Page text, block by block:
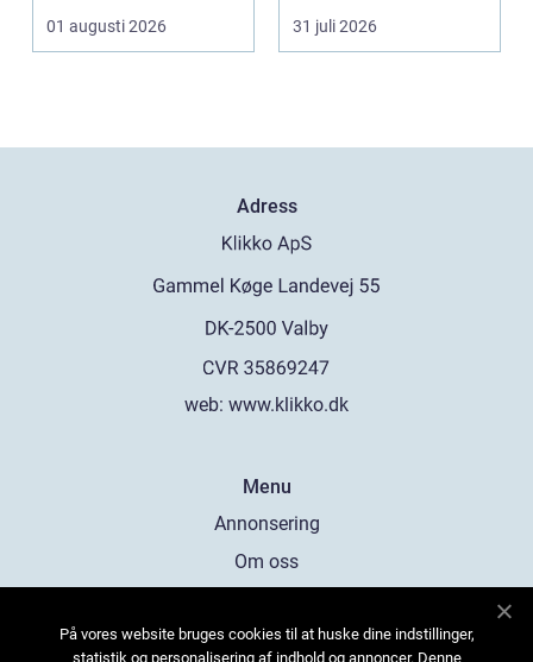
och väta utan at...
01 augusti 2026
välmående. I en stad
31 juli 2026
Adress
web: www.klikko.dk
Menu
Annonsering
Om oss
Kontakta oss
På vores website bruges cookies til at huske dine indstillinger,
statistik og personalisering af indhold og annoncer. Denne